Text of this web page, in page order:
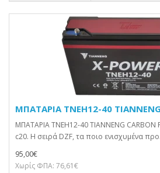
ΜΠΑΤΑΡΙΑ TNEH12-40
ΜΠΑΤΑΡΙΑ TNEH12-40 TIANNENG CARBON
c20. Η σειρά DZF, τα ποιο ενισχυμένα
95,00€
Χωρίς ΦΠΑ: 76,61€